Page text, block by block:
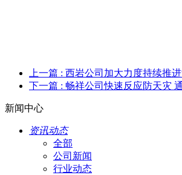
上一篇 : 西岩公司加大力度持续推
下一篇 : 畅祥公司快速反应防天灾
新闻中心
资讯动态
全部
公司新闻
行业动态